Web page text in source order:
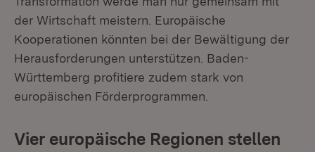
der Wirtschaft meistern. Europäische
Kooperationen könnten bei der Bewältigung der
Herausforderungen unterstützen. Baden-
Württemberg profitiere zudem stark von
europäischen Förderprogrammen.
Vier europäische Regionen stellen